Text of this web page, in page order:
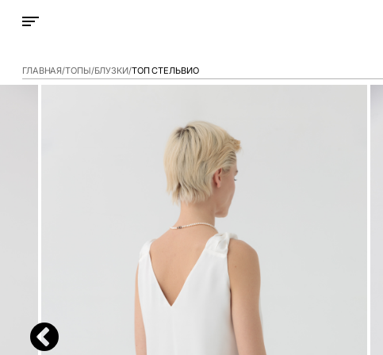
ГЛАВНАЯ ТОПЫ/БЛУЗКИ ТОП СТЕЛЬВИО